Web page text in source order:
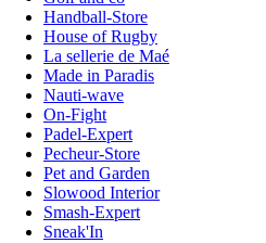
Handball-Store
House of Rugby
La sellerie de Maé
Made in Paradis
Nauti-wave
On-Fight
Padel-Expert
Pecheur-Store
Pet and Garden
Slowood Interior
Smash-Expert
Sneak'In